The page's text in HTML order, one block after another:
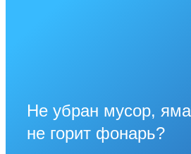
Не убран мусор,
не горит фонарь?